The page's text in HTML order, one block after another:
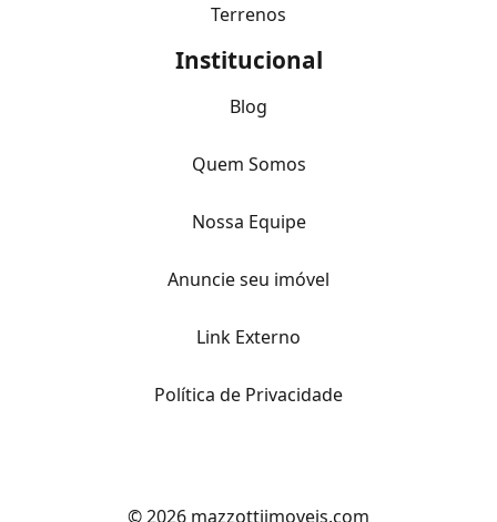
Terrenos
Institucional
Blog
Quem Somos
Nossa Equipe
Anuncie seu imóvel
Link Externo
Política de Privacidade
© 2026 mazzottiimoveis.com